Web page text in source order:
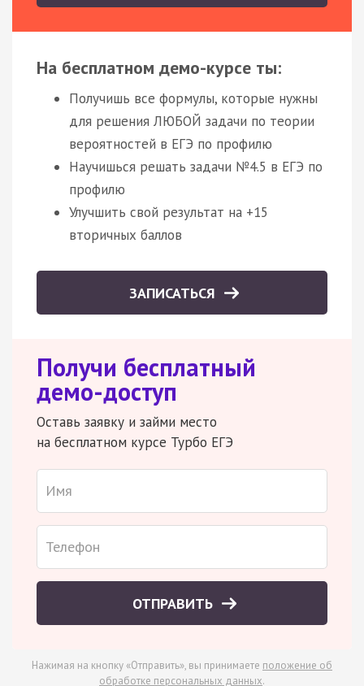
На бесплатном демо-курсе ты:
Получишь все формулы, которые нужны
для решения ЛЮБОЙ задачи по теории
вероятностей в ЕГЭ по профилю
Научишься решать задачи №4.5 в ЕГЭ по
профилю
Улучшить свой результат на +15
вторичных баллов
ЗАПИСАТЬСЯ
Получи бесплатный
демо-доступ
Оставь заявку и займи место
на бесплатном курсе Турбо ЕГЭ
ОТПРАВИТЬ
Нажимая на кнопку «Отправить», вы принимаете положение об
обработке персональных данных.